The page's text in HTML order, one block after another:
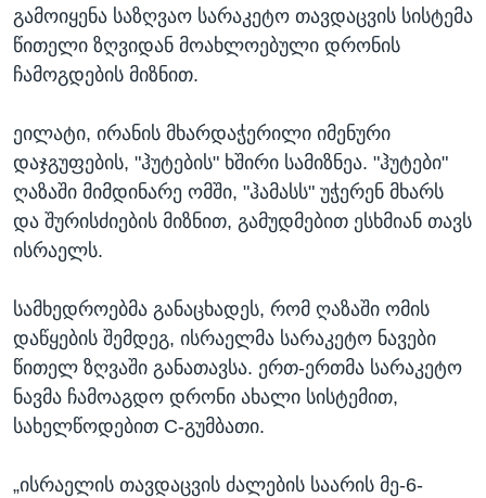
ᲓᲔᲖᲘᲜᲤᲝᲠᲛᲐᲪᲘᲐ
გამოიყენა საზღვაო სარაკეტო თავდაცვის სისტემა
წითელი ზღვიდან მოახლოებული დრონის
ჩამოგდების მიზნით.
ეილატი, ირანის მხარდაჭერილი იმენური
დაჯგუფების, "ჰუტების" ხშირი სამიზნეა. "ჰუტები"
ღაზაში მიმდინარე ომში, "ჰამასს" უჭერენ მხარს
და შურისძიების მიზნით, გამუდმებით ესხმიან თავს
ისრაელს.
სამხედროებმა განაცხადეს, რომ ღაზაში ომის
დაწყების შემდეგ, ისრაელმა სარაკეტო ნავები
წითელ ზღვაში განათავსა. ერთ-ერთმა სარაკეტო
ნავმა ჩამოაგდო დრონი ახალი სისტემით,
სახელწოდებით C-გუმბათი.
„ისრაელის თავდაცვის ძალების საარის მე-6-